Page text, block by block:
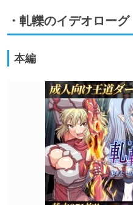
・軋轢のイデオローグ
本編